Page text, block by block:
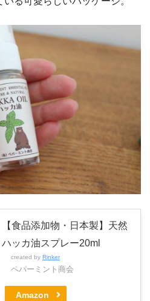
【食品添加物・日本製】天然
ハッカ油スプレー20ml
created by Rinker
ペパーミント商会
Amazon